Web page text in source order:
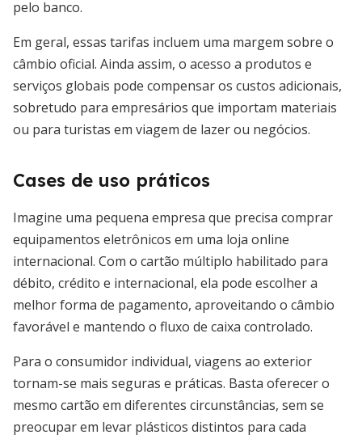
pelo banco.
Em geral, essas tarifas incluem uma margem sobre o
câmbio oficial. Ainda assim, o acesso a produtos e
serviços globais pode compensar os custos adicionais,
sobretudo para empresários que importam materiais
ou para turistas em viagem de lazer ou negócios.
Cases de uso práticos
Imagine uma pequena empresa que precisa comprar
equipamentos eletrônicos em uma loja online
internacional. Com o cartão múltiplo habilitado para
débito, crédito e internacional, ela pode escolher a
melhor forma de pagamento, aproveitando o câmbio
favorável e mantendo o fluxo de caixa controlado.
Para o consumidor individual, viagens ao exterior
tornam-se mais seguras e práticas. Basta oferecer o
mesmo cartão em diferentes circunstâncias, sem se
preocupar em levar plásticos distintos para cada